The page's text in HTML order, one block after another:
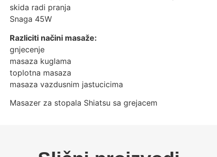
skida radi pranja
Snaga 45W
Razliciti načini masaže:
gnjecenje
masaza kuglama
toplotna masaza
masaza vazdusnim jastucicima
Masazer za stopala Shiatsu sa grejacem